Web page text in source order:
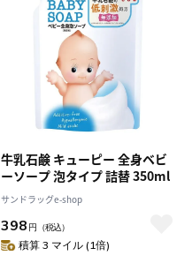
牛乳石鹸 キューピー 全身ベビ
ーソープ 泡タイプ 詰替 350ml
サンドラッグe-shop
398 円 （税込）
積算 3 マイル (1倍)